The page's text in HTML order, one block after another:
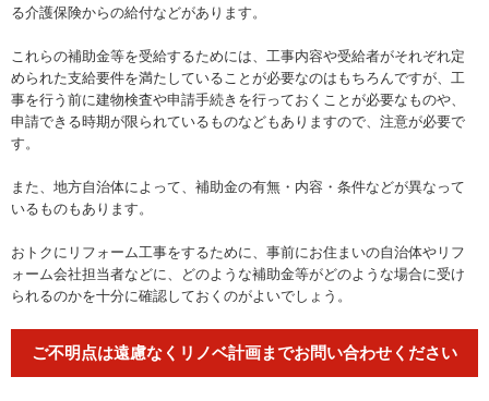
る介護保険からの給付などがあります。
これらの補助金等を受給するためには、工事内容や受給者がそれぞれ定
められた支給要件を満たしていることが必要なのはもちろんですが、工
事を行う前に建物検査や申請手続きを行っておくことが必要なものや、
申請できる時期が限られているものなどもありますので、注意が必要で
す。
また、地方自治体によって、補助金の有無・内容・条件などが異なって
いるものもあります。
おトクにリフォーム工事をするために、事前にお住まいの自治体やリフ
ォーム会社担当者などに、どのような補助金等がどのような場合に受け
られるのかを十分に確認しておくのがよいでしょう。
ご不明点は遠慮なくリノベ計画までお問い合わせください